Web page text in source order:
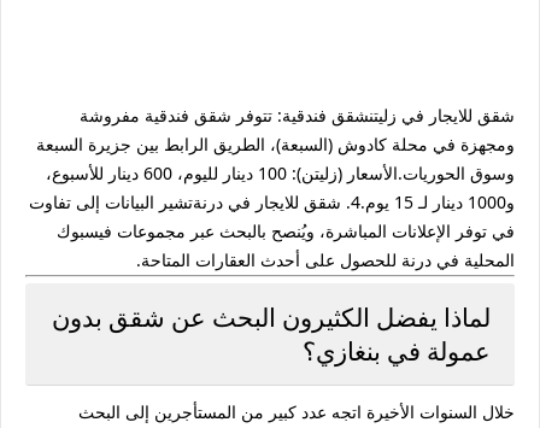
شقق للايجار في زليتنشقق فندقية: تتوفر شقق فندقية مفروشة
ومجهزة في محلة كادوش (السبعة)، الطريق الرابط بين جزيرة السبعة
وسوق الحوريات.الأسعار (زليتن): 100 دينار لليوم، 600 دينار للأسبوع،
و1000 دينار لـ 15 يوم.4. شقق للايجار في درنةتشير البيانات إلى تفاوت
في توفر الإعلانات المباشرة، ويُنصح بالبحث عبر مجموعات فيسبوك
المحلية في درنة للحصول على أحدث العقارات المتاحة.
لماذا يفضل الكثيرون البحث عن شقق بدون
عمولة في بنغازي؟
خلال السنوات الأخيرة اتجه عدد كبير من المستأجرين إلى البحث